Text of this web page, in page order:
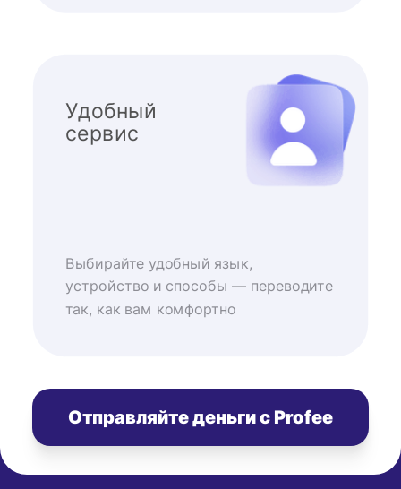
Удобный
сервис
Выбирайте удобный язык,
устройство и способы — переводите
так, как вам комфортно
Отправляйте деньги с Profee